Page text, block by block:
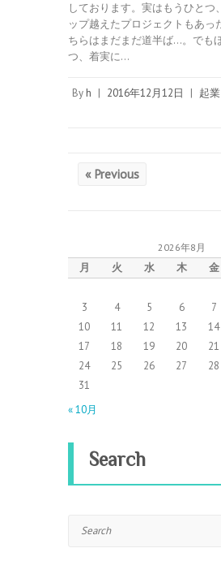
しております。実はもうひとつ
ップ越えたプロジェクトもあっ
ちらはまだまだ道半ば…。でも
つ、着実に…
By h | 2016年12月12日 | 起業
« Previous
2026年8月
月 火 水 木 金
3
4 5 6 7
10
11 12 13 14
17
18 19 20 21
24
25 26 27 28
31
« 10月
Search